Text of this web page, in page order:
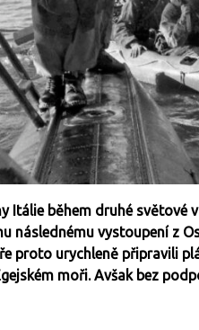
Itálie během druhé světové
následnému vystoupení z
proto urychleně připravili
moři. Avšak bez